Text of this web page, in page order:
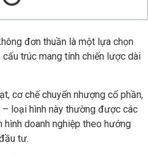
đơn thuần là một lựa chọn
trúc mang tính chiến lược dài
cơ chế chuyển nhượng cổ phần,
loại hình này thường được các
doanh nghiệp theo hướng
tư.